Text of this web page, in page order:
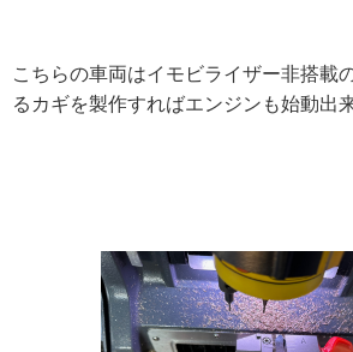
こちらの車両はイモビライザー非搭載
るカギを製作すればエンジンも始動出